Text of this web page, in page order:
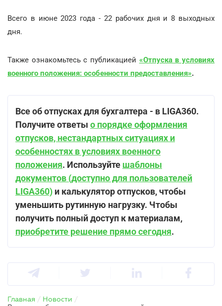
Всего в июне 2023 года - 22 рабочих дня и 8 выходных
дня.
Также ознакомьтесь с публикацией «Отпуска в условиях
военного положения: особенности предоставления».
Все об отпусках для бухгалтера - в LIGA360.
Получите ответы о порядке оформления
отпусков, нестандартных ситуациях и
особенностях в условиях военного
положения. Используйте шаблоны
документов (доступно для пользователей
LIGA360) и калькулятор отпусков, чтобы
уменьшить рутинную нагрузку. Чтобы
получить полный доступ к материалам,
приобретите решение прямо сегодня.
Главная / Новости /